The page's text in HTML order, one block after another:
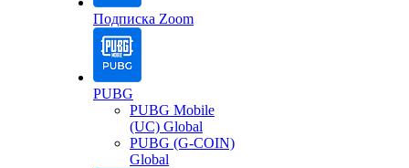
Подписка Zoom
PUBG
PUBG Mobile
(UC) Global
PUBG (G-COIN)
Global